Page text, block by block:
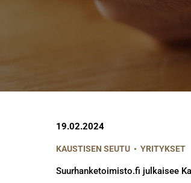
19.02.2024
KAUSTISEN SEUTU • YRITYKSET
Suurhanketoimisto.fi julkaisee